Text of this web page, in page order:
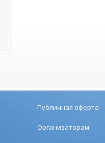
Публичная оферта
Организаторам